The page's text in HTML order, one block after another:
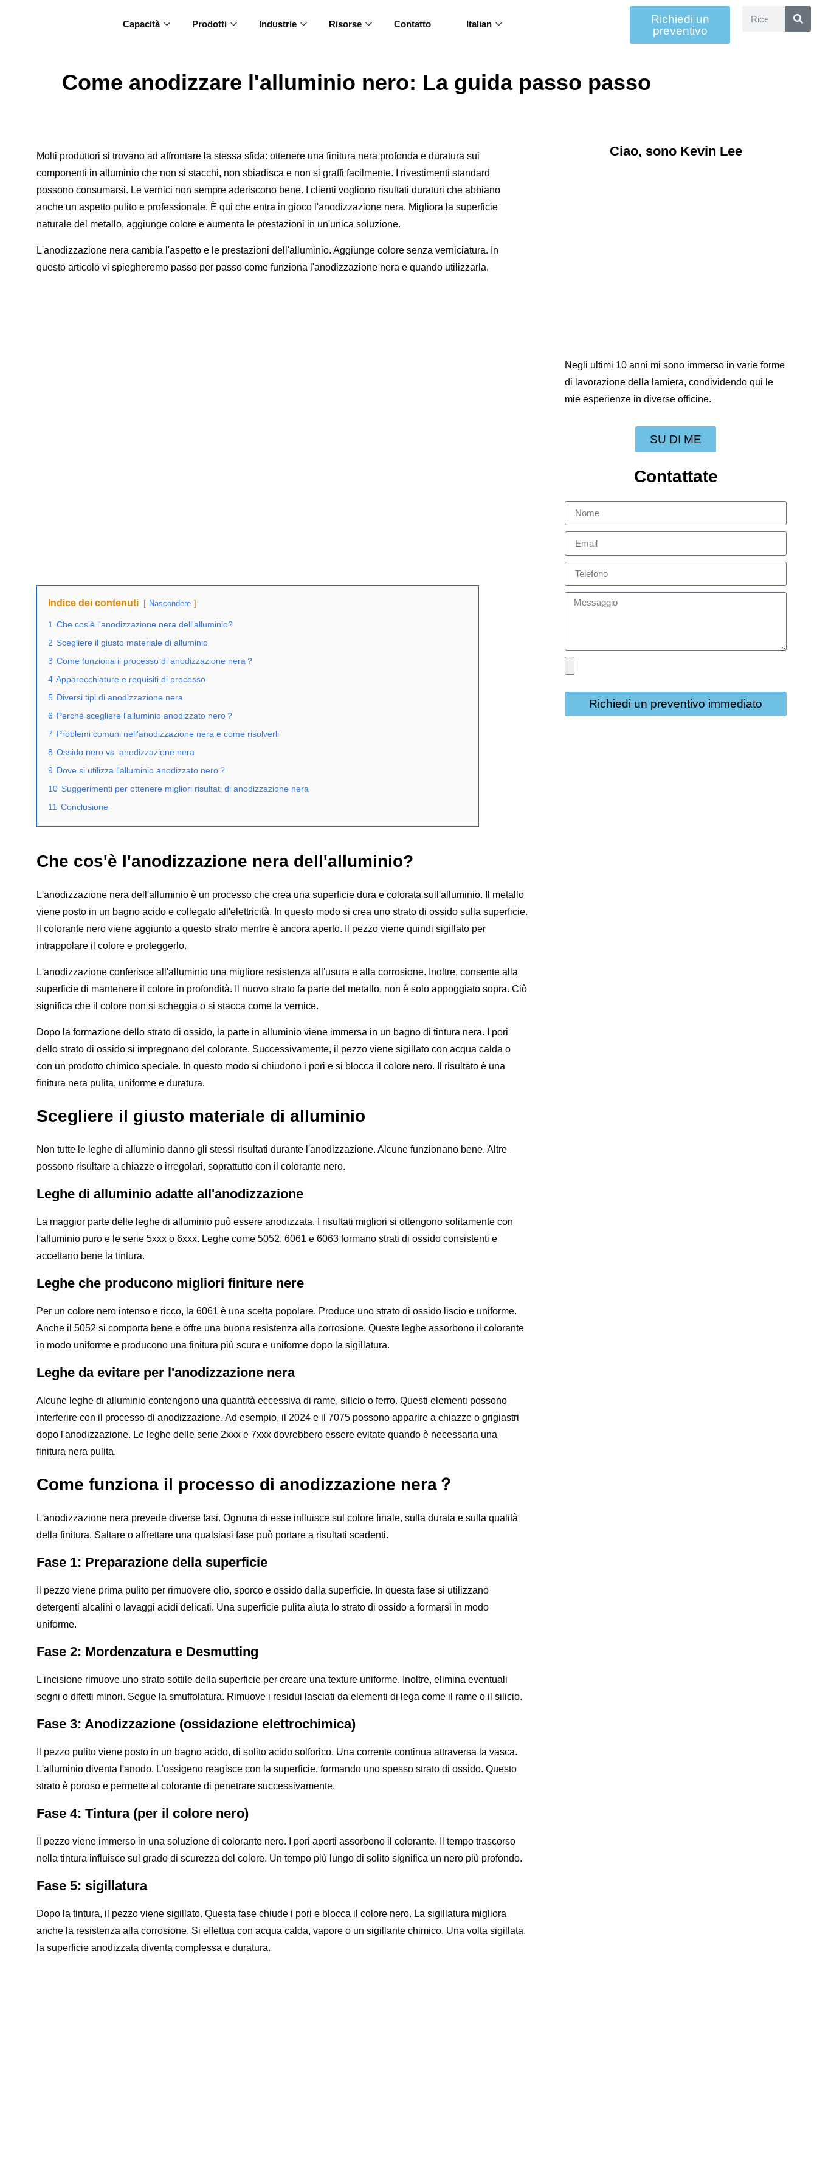
Capacità Prodotti Industrie Risorse Contatto Italian
Richiedi un
preventivo
Come anodizzare l'alluminio nero: La guida passo passo
Molti produttori si trovano ad affrontare la stessa sfida: ottenere una finitura nera profonda e duratura sui
componenti in alluminio che non si stacchi, non sbiadisca e non si graffi facilmente. I rivestimenti standard
possono consumarsi. Le vernici non sempre aderiscono bene. I clienti vogliono risultati duraturi che abbiano
anche un aspetto pulito e professionale. È qui che entra in gioco l'anodizzazione nera. Migliora la superficie
naturale del metallo, aggiunge colore e aumenta le prestazioni in un'unica soluzione.
L'anodizzazione nera cambia l'aspetto e le prestazioni dell'alluminio. Aggiunge colore senza verniciatura. In
questo articolo vi spiegheremo passo per passo come funziona l'anodizzazione nera e quando utilizzarla.
Indice dei contenuti Nascondere
1 Che cos'è l'anodizzazione nera dell'alluminio?
2 Scegliere il giusto materiale di alluminio
3 Come funziona il processo di anodizzazione nera？
4 Apparecchiature e requisiti di processo
5 Diversi tipi di anodizzazione nera
6 Perché scegliere l'alluminio anodizzato nero？
7 Problemi comuni nell'anodizzazione nera e come risolverli
8 Ossido nero vs. anodizzazione nera
9 Dove si utilizza l'alluminio anodizzato nero？
10 Suggerimenti per ottenere migliori risultati di anodizzazione nera
11 Conclusione
Che cos'è l'anodizzazione nera dell'alluminio?
L'anodizzazione nera dell'alluminio è un processo che crea una superficie dura e colorata sull'alluminio. Il metallo
viene posto in un bagno acido e collegato all'elettricità. In questo modo si crea uno strato di ossido sulla superficie.
Il colorante nero viene aggiunto a questo strato mentre è ancora aperto. Il pezzo viene quindi sigillato per
intrappolare il colore e proteggerlo.
L'anodizzazione conferisce all'alluminio una migliore resistenza all'usura e alla corrosione. Inoltre, consente alla
superficie di mantenere il colore in profondità. Il nuovo strato fa parte del metallo, non è solo appoggiato sopra. Ciò
significa che il colore non si scheggia o si stacca come la vernice.
Dopo la formazione dello strato di ossido, la parte in alluminio viene immersa in un bagno di tintura nera. I pori
dello strato di ossido si impregnano del colorante. Successivamente, il pezzo viene sigillato con acqua calda o
con un prodotto chimico speciale. In questo modo si chiudono i pori e si blocca il colore nero. Il risultato è una
finitura nera pulita, uniforme e duratura.
Scegliere il giusto materiale di alluminio
Non tutte le leghe di alluminio danno gli stessi risultati durante l'anodizzazione. Alcune funzionano bene. Altre
possono risultare a chiazze o irregolari, soprattutto con il colorante nero.
Leghe di alluminio adatte all'anodizzazione
La maggior parte delle leghe di alluminio può essere anodizzata. I risultati migliori si ottengono solitamente con
l'alluminio puro e le serie 5xxx o 6xxx. Leghe come 5052, 6061 e 6063 formano strati di ossido consistenti e
accettano bene la tintura.
Leghe che producono migliori finiture nere
Per un colore nero intenso e ricco, la 6061 è una scelta popolare. Produce uno strato di ossido liscio e uniforme.
Anche il 5052 si comporta bene e offre una buona resistenza alla corrosione. Queste leghe assorbono il colorante
in modo uniforme e producono una finitura più scura e uniforme dopo la sigillatura.
Leghe da evitare per l'anodizzazione nera
Alcune leghe di alluminio contengono una quantità eccessiva di rame, silicio o ferro. Questi elementi possono
interferire con il processo di anodizzazione. Ad esempio, il 2024 e il 7075 possono apparire a chiazze o grigiastri
dopo l'anodizzazione. Le leghe delle serie 2xxx e 7xxx dovrebbero essere evitate quando è necessaria una
finitura nera pulita.
Come funziona il processo di anodizzazione nera？
L'anodizzazione nera prevede diverse fasi. Ognuna di esse influisce sul colore finale, sulla durata e sulla qualità
della finitura. Saltare o affrettare una qualsiasi fase può portare a risultati scadenti.
Fase 1: Preparazione della superficie
Il pezzo viene prima pulito per rimuovere olio, sporco e ossido dalla superficie. In questa fase si utilizzano
detergenti alcalini o lavaggi acidi delicati. Una superficie pulita aiuta lo strato di ossido a formarsi in modo
uniforme.
Fase 2: Mordenzatura e Desmutting
L'incisione rimuove uno strato sottile della superficie per creare una texture uniforme. Inoltre, elimina eventuali
segni o difetti minori. Segue la smuffolatura. Rimuove i residui lasciati da elementi di lega come il rame o il silicio.
Fase 3: Anodizzazione (ossidazione elettrochimica)
Il pezzo pulito viene posto in un bagno acido, di solito acido solforico. Una corrente continua attraversa la vasca.
L'alluminio diventa l'anodo. L'ossigeno reagisce con la superficie, formando uno spesso strato di ossido. Questo
strato è poroso e permette al colorante di penetrare successivamente.
Fase 4: Tintura (per il colore nero)
Il pezzo viene immerso in una soluzione di colorante nero. I pori aperti assorbono il colorante. Il tempo trascorso
nella tintura influisce sul grado di scurezza del colore. Un tempo più lungo di solito significa un nero più profondo.
Fase 5: sigillatura
Dopo la tintura, il pezzo viene sigillato. Questa fase chiude i pori e blocca il colore nero. La sigillatura migliora
anche la resistenza alla corrosione. Si effettua con acqua calda, vapore o un sigillante chimico. Una volta sigillata,
la superficie anodizzata diventa complessa e duratura.
Ciao, sono Kevin Lee
Negli ultimi 10 anni mi sono immerso in varie forme
di lavorazione della lamiera, condividendo qui le
mie esperienze in diverse officine.
SU DI ME
Contattate
Richiedi un preventivo immediato